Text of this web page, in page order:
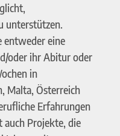
unterstützen.
entweder eine
oder ihr Abitur oder
in
Malta, Österreich
Erfahrungen
auch Projekte, die